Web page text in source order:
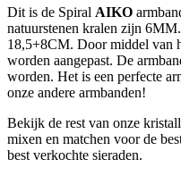
Dit is de Spiral AIKO
natuurstenen kralen zijn
18,5+8CM. Door middel van
worden aangepast. De
worden. Het is een perfecte
onze andere armbanden!
Bekijk de rest van onze
mixen en matchen voor de
best verkochte sieraden.